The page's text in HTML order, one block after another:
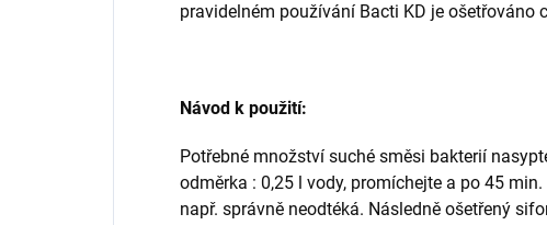
pravidelném používání Bacti KD je ošetřováno
Návod k použití:
Potřebné množství suché směsi bakterií
odměrka : 0,25 l vody, promíchejte a po 45
např. správně neodtéká. Následně ošetřený